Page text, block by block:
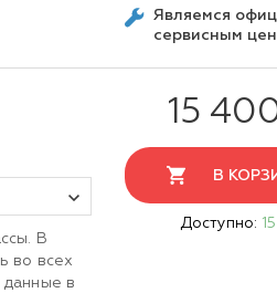
Являемся
сервисным
В
во всех
данные в
15
В
Доступно: